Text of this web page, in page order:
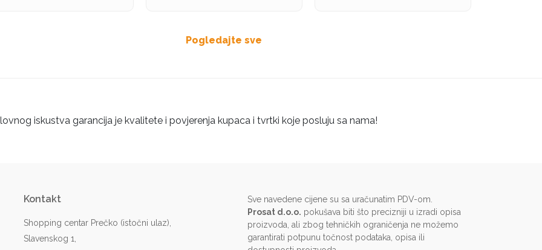
Pogledajte sve
iskustva garancija je kvalitete i povjerenja kupaca i tvrtki koje posluju sa nama!
Kontakt
Shopping centar Prečko (istočni ulaz),
Slavenskog 1,
Sve navedene cijene su sa uračunatim PDV-om.
Prosat d.o.o. pokušava biti što precizniji u izradi opisa
proizvoda, ali zbog tehničkih ograničenja ne možemo
garantirati potpunu točnost podataka, opisa ili